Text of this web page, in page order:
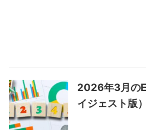
2026年3月の
イジェスト版）